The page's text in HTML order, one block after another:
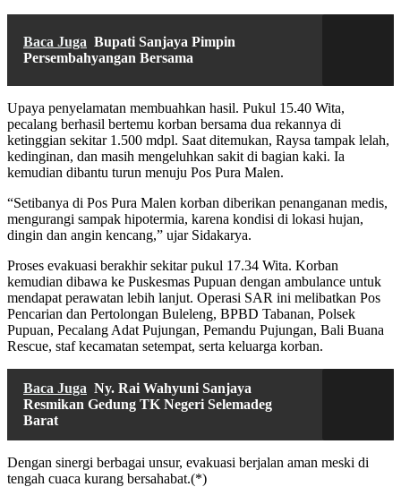
Baca Juga Bupati Sanjaya Pimpin
Persembahyangan Bersama
Upaya penyelamatan membuahkan hasil. Pukul 15.40 Wita,
pecalang berhasil bertemu korban bersama dua rekannya di
ketinggian sekitar 1.500 mdpl. Saat ditemukan, Raysa tampak lelah,
kedinginan, dan masih mengeluhkan sakit di bagian kaki. Ia
kemudian dibantu turun menuju Pos Pura Malen.
“Setibanya di Pos Pura Malen korban diberikan penanganan medis,
mengurangi sampak hipotermia, karena kondisi di lokasi hujan,
dingin dan angin kencang,” ujar Sidakarya.
Proses evakuasi berakhir sekitar pukul 17.34 Wita. Korban
kemudian dibawa ke Puskesmas Pupuan dengan ambulance untuk
mendapat perawatan lebih lanjut. Operasi SAR ini melibatkan Pos
Pencarian dan Pertolongan Buleleng, BPBD Tabanan, Polsek
Pupuan, Pecalang Adat Pujungan, Pemandu Pujungan, Bali Buana
Rescue, staf kecamatan setempat, serta keluarga korban.
Baca Juga Ny. Rai Wahyuni Sanjaya
Resmikan Gedung TK Negeri Selemadeg
Barat
Dengan sinergi berbagai unsur, evakuasi berjalan aman meski di
tengah cuaca kurang bersahabat.(*)